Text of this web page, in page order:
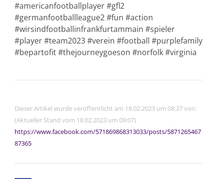
#americanfootballplayer #gfl2
#germanfootballleague2 #fun #action
#wirsindfootballinfrankfurtammain #spieler
#player #team2023 #verein #football #purplefamily
#bepartofit #thejourneygoeson #norfolk #virginia
Dieser Artikel wurde veröffentlicht am 18.02.2023 um 08:37 von:
(Aktueller Stand vom 18.02.2023 um 09:07)
https://www.facebook.com/571869868313033/posts/5871265467
87365